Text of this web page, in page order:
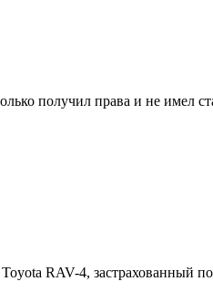
получил права и не имел
Toyota RAV-4,